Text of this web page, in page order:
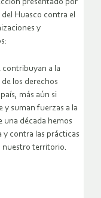
presentado por
Huasco contra el
y
contribuyan a la
los derechos
más aún si
y suman fuerzas a la
una década hemos
contra las prácticas
nuestro territorio.